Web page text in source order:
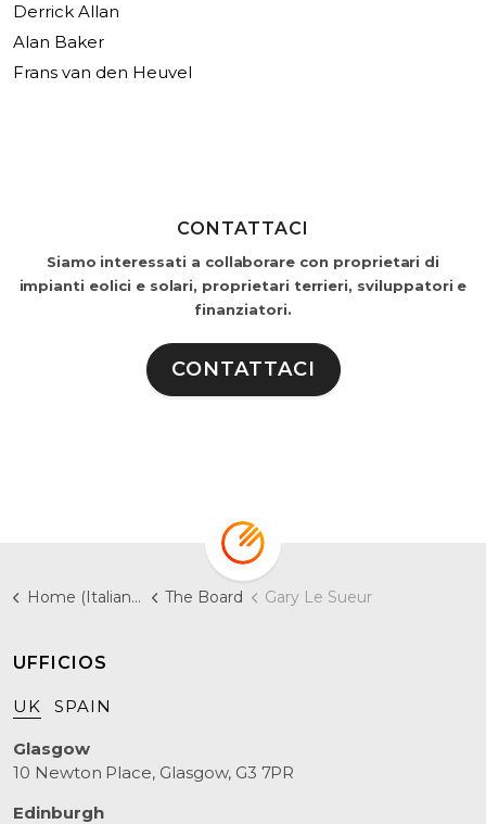
Derrick Allan
Alan Baker
Frans van den Heuvel
CONTATTACI
Siamo interessati a collaborare con proprietari di
impianti eolici e solari, proprietari terrieri, sviluppatori e
finanziatori.
CONTATTACI
Home (Italiano) The Board Gary Le Sueur
UFFICIOS
UK SPAIN
Glasgow
10 Newton Place, Glasgow, G3 7PR
Edinburgh